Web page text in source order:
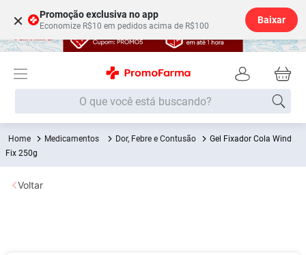
× Promoção exclusiva no app
Economize R$10 em pedidos acima de R$100
Baixar
O que você está buscando?
Medicamentos Dor, Febre e Contusão
Gel Fixador Cola Wind
Fix 250g
Voltar
Termos mais buscados
1º Fralda
2